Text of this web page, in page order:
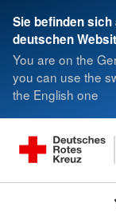
Sie befinden sich
deutschen
You are on the
you can use the
the English one